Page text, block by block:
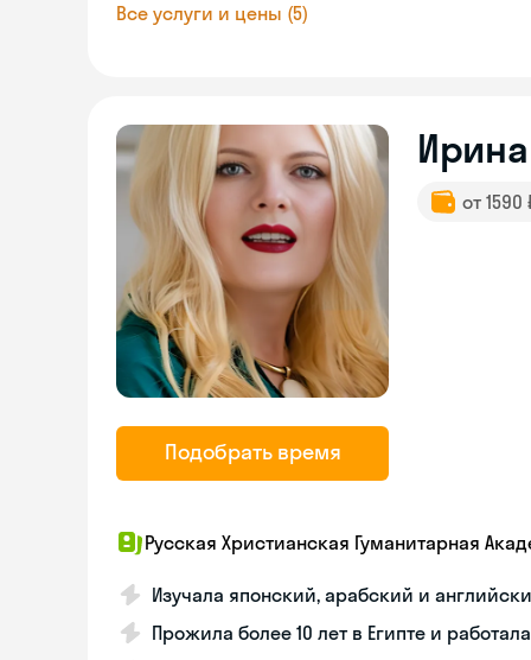
Все услуги и цены (5)
Подобрать время
Ирина
от
Русская Христианская Гуманитарная
Изучала японский, арабский и
Прожила более 10 лет в Египте и